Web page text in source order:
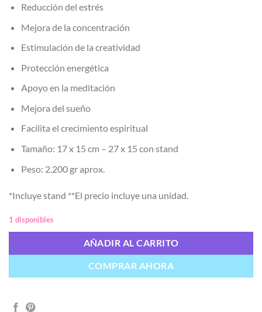
Reducción del estrés
Mejora de la concentración
Estimulación de la creatividad
Protección energética
Apoyo en la meditación
Mejora del sueño
Facilita el crecimiento espiritual
Tamaño: 17 x 15 cm – 27 x 15 con stand
Peso: 2.200 gr aprox.
*Incluye stand **El precio incluye una unidad.
1 disponibles
AÑADIR AL CARRITO
COMPRAR AHORA